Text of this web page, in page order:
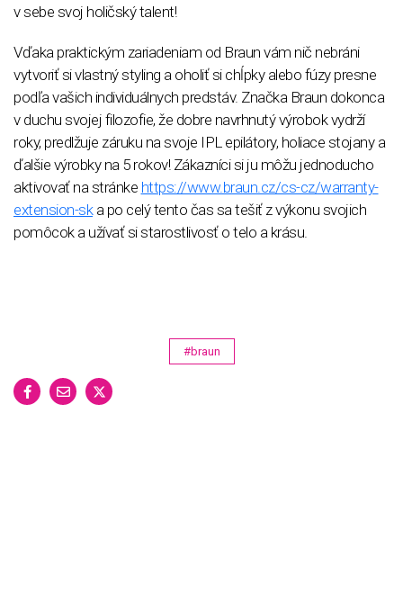
v sebe svoj holičský talent!
Vďaka praktickým zariadeniam od Braun vám nič nebráni
vytvoriť si vlastný styling a oholiť si chĺpky alebo fúzy presne
podľa vašich individuálnych predstáv. Značka Braun dokonca
v duchu svojej filozofie, že dobre navrhnutý výrobok vydrží
roky, predlžuje záruku na svoje IPL epilátory, holiace stojany a
ďalšie výrobky na 5 rokov! Zákazníci si ju môžu jednoducho
aktivovať na stránke https://www.braun.cz/cs-cz/warranty-
extension-ska po celý tento čas sa tešiť z výkonu svojich
pomôcok a užívať si starostlivosť o telo a krásu.
#braun